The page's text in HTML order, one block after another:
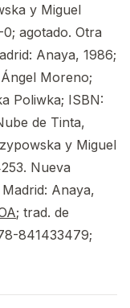
y Miguel
agotado. Otra
Anaya, 1986;
Moreno;
Poliwka; ISBN:
de Tinta,
y Miguel
Nueva
Anaya,
; trad. de
841433479;